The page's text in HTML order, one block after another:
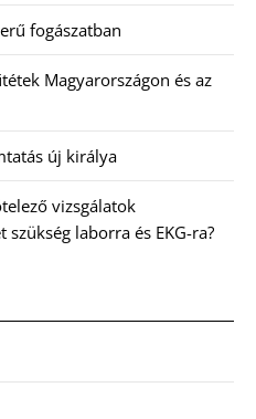
fogászatban
Magyarországon és az
új királya
vizsgálatok
laborra és EKG-ra?